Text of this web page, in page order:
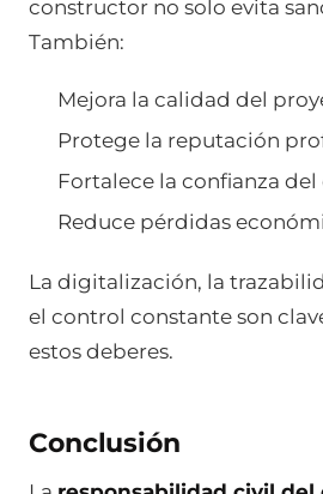
constructor no solo evita
También:
Mejora la calidad del
Protege la reputación
Fortalece la confianza del
Reduce pérdidas
La digitalización, la
el control constante son
estos deberes.
Conclusión